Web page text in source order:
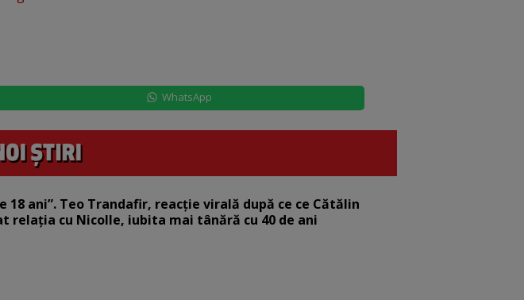
WhatsApp
18 ani”. Teo Trandafir, reacție virală după ce ce Cătălin
relația cu Nicolle, iubita mai tânără cu 40 de ani